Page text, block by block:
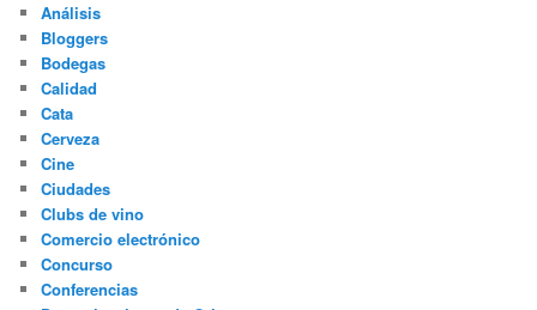
Análisis
Bloggers
Bodegas
Calidad
Cata
Cerveza
Cine
Ciudades
Clubs de vino
Comercio electrónico
Concurso
Conferencias